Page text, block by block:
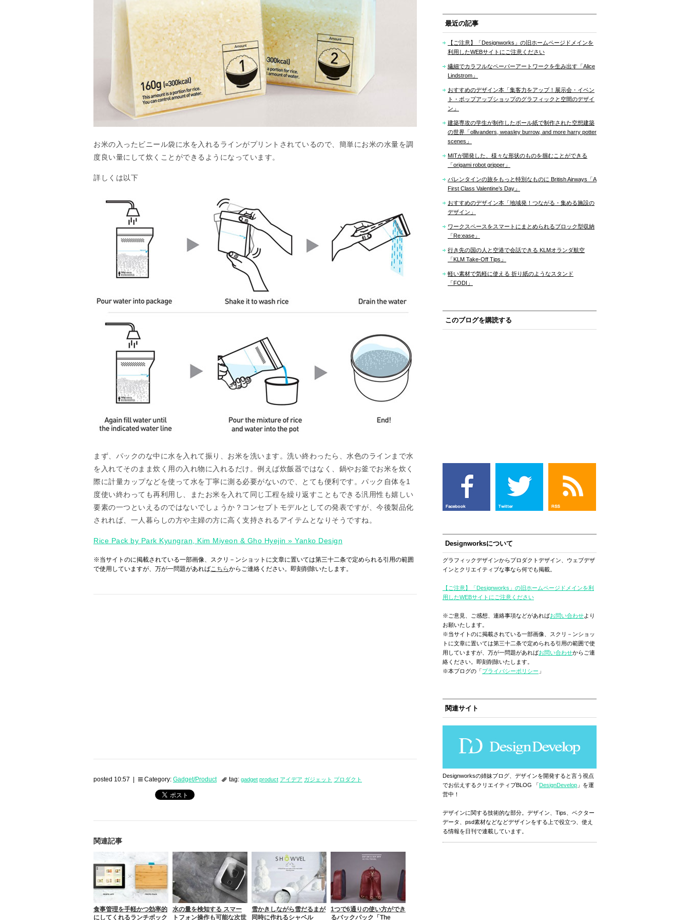
お米の入ったビニール袋に水を入れるラインがプリントされているので、簡単にお米の水量を調
度良い量にして炊くことができるようになっています。
詳しくは以下
まず、パックのな中に水を入れて振り、お米を洗います。洗い終わったら、水色のラインまで水
を入れてそのまま炊く用の入れ物に入れるだけ。例えば炊飯器ではなく、鍋やお釜でお米を炊く
際に計量カップなどを使って水を丁寧に測る必要がないので、とても便利です。パック自体を1
度使い終わっても再利用し、またお米を入れて同じ工程を繰り返すこともできる汎用性も嬉しい
要素の一つといえるのではないでしょうか？コンセプトモデルとしての発表ですが、今後製品化
されれば、一人暮らしの方や主婦の方に高く支持されるアイテムとなりそうですね。
Rice Pack by Park Kyungran, Kim Miyeon & Gho Hyejin » Yanko Design
※当サイトのに掲載されている一部画像、スクリ－ンショットに文章に置いては第三十二条で定められる引用の範囲
で使用していますが、万が一問題があればこちらからご連絡ください。即刻削除いたします。
posted 10:57 | Category: Gadget/Product tag: gadget product アイデア ガジェット プロダクト
関連記事
食事管理を手軽かつ効率的
にしてくれるランチボック
水の量を検知する スマー
トフォン操作も可能な次世
雪かきしながら雪だるまが
同時に作れるシャベル
1つで6通りの使い方ができ
るバックパック「The
最近の記事
【ご注意】「Designworks」の旧ホームページドメインを
利用したWEBサイトにご注意ください
繊細でカラフルなペーパーアートワークを生み出す「Alice
Lindstrom」
おすすめのデザイン本「集客力をアップ！展示会・イベン
ト・ポップアップショップのグラフィックと空間のデザイ
ン」
建築専攻の学生が制作したボール紙で制作された空想建築
の世界「ollivanders, weasley burrow, and more harry potter
scenes」
MITが開発した、様々な形状のものを掴むことができる
「origami robot gripper」
バレンタインの旅をもっと特別なものに British Airways「A
First Class Valentine’s Day」
おすすめのデザイン本「地域発！つながる・集める施設の
デザイン」
ワークスペースをスマートにまとめられるブロック型収納
「Re:ease」
行き先の国の人と空港で会話できる KLMオランダ航空
「KLM Take-Off Tips」
軽い素材で気軽に使える 折り紙のようなスタンド
「FODI」
このブログを購読する
Designworksについて
グラフィックデザインからプロダクトデザイン、ウェブデザ
インとクリエイティブな事なら何でも掲載。
【ご注意】「Designworks」の旧ホームページドメインを利
用したWEBサイトにご注意ください
※ご意見、ご感想、連絡事項などがあればお問い合わせより
お願いたします。
※当サイトのに掲載されている一部画像、スクリ－ンショッ
トに文章に置いては第三十二条で定められる引用の範囲で使
用していますが、万が一問題があればお問い合わせからご連
絡ください。即刻削除いたします。
※本ブログの「プライバシーポリシー 」
関連サイト
Designworksの姉妹ブログ、デザインを開発すると言う視点
でお伝えするクリエイティブBLOG 「DesignDevelop 」を運
営中！
デザインに関する技術的な部分。デザイン、Tips、ベクター
データ、psd素材などなどデザインをする上で役立つ、使え
る情報を日刊で連載しています。